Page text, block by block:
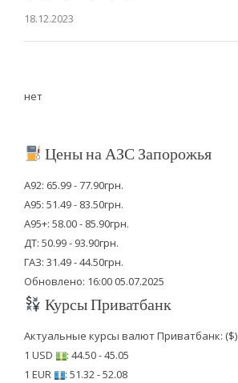
18.12.2023
нет
Цены на АЗС Запорожья
А92: 65.99 - 77.90грн.
А95: 51.49 - 83.50грн.
А95+: 58.00 - 85.90грн.
ДТ: 50.99 - 93.90грн.
ГАЗ: 31.49 - 44.50грн.
Обновлено: 16:00 05.07.2025
Курсы Приватбанк
Актуальные курсы валют Приватбанк: ($)
1 USD
: 44.50 - 45.05
1 EUR
: 51.32 - 52.08